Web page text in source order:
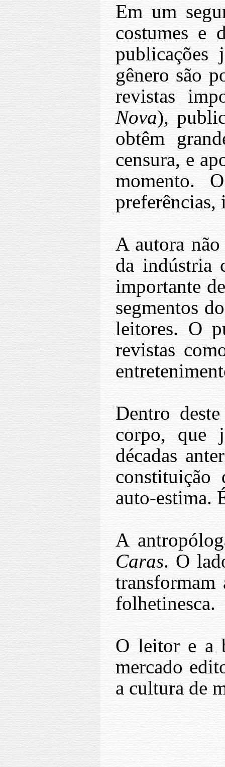
Em um
costumes e
publicações
gênero são
revistas
Nova),
obtêm
censura, e
momento.
preferências,
A autora
da indústria
importante
segmentos
leitores. O
revistas
Dentro
corpo, que
décadas
constituição
auto-estima.
A
Caras. O
folhetinesca.
O leitor e a
mercado
a cultura de